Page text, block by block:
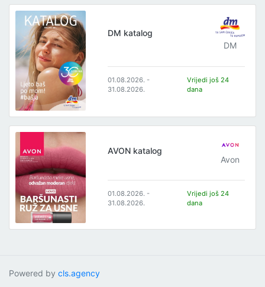
DM katalog
DM
01.08.2026. -
31.08.2026.
Vrijedi još 24
dana
AVON katalog
Avon
01.08.2026. -
31.08.2026.
Vrijedi još 24
dana
Powered by cls.agency